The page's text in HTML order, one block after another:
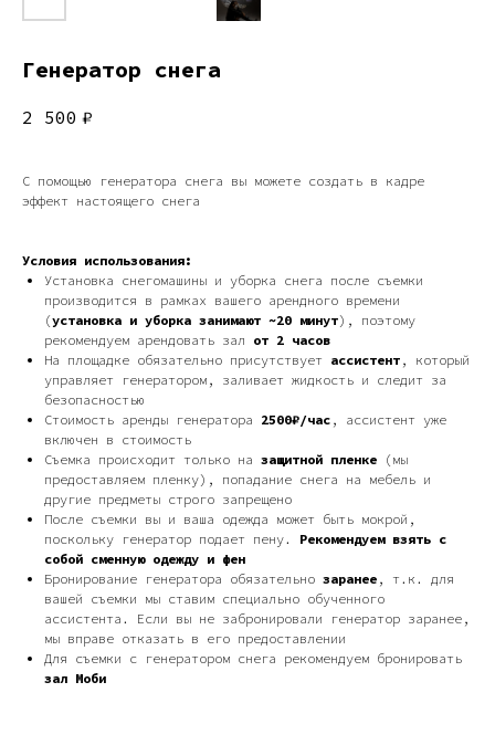
Генератор снега
2 500 ₽
С помощью генератора снега вы можете создать в кадре
эффект настоящего снега
Условия использования:
Установка снегомашины и уборка снега после съемки
производится в рамках вашего арендного времени
(установка и уборка занимают ~20 минут), поэтому
рекомендуем арендовать зал от 2 часов
На площадке обязательно присутствует ассистент , который
управляет генератором, заливает жидкость и следит за
безопасностью
Стоимость аренды генератора 2500₽/час , ассистент уже
включен в стоимость
Съемка происходит только на защитной пленке (мы
предоставляем пленку), попадание снега на мебель и
другие предметы строго запрещено
После съемки вы и ваша одежда может быть мокрой,
поскольку генератор подает пену. Рекомендуем взять с
собой сменную одежду и фен
Бронирование генератора обязательно заранее , т.к. для
вашей съемки мы ставим специально обученного
ассистента. Если вы не забронировали генератор заранее,
мы вправе отказать в его предоставлении
Для съемки с генератором снега рекомендуем бронировать
зал Моби